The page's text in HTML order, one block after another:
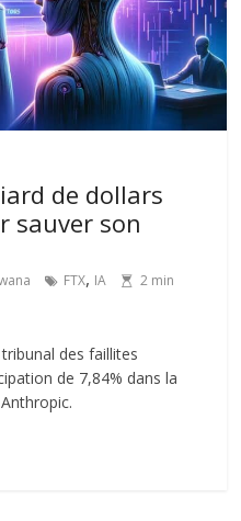
de dollars
sauver son
FTX, IA
2 min
des faillites
de 7,84% dans la